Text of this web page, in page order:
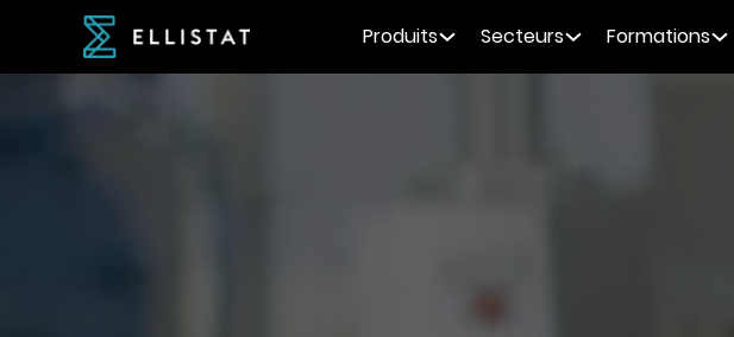
Produits Secteurs Formations